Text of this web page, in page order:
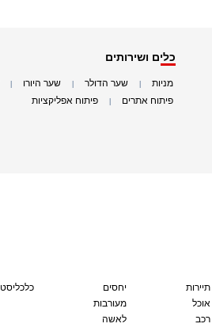
כלים ושירותים
מניות שער הדולר שער היורו
פיתוח אתרים פיתוח אפליקציות
תיירות
אוכל
רכב
יחסים
מעורבות
לאשה
כלכליסט